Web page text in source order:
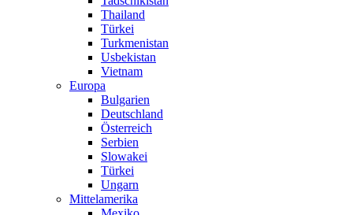
Thailand
Türkei
Turkmenistan
Usbekistan
Vietnam
Europa
Bulgarien
Deutschland
Österreich
Serbien
Slowakei
Türkei
Ungarn
Mittelamerika